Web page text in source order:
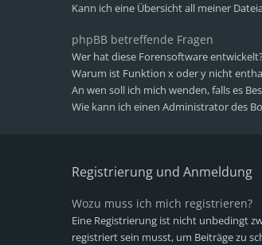
Kann ich eine Übersicht all meiner
phpBB betreffende Fragen
Wer hat diese Forensoftware entwickelt?
Warum ist Funktion x oder y nicht
An wen soll ich mich wenden, falls es
Wie kann ich einen Administrator des
Registrierung und Anmeldung
Wozu muss ich mich registrieren?
Eine Registrierung ist nicht unbedingt
registriert sein musst, um Beiträge zu